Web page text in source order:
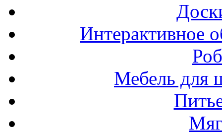
Интерактивное
Мебель для